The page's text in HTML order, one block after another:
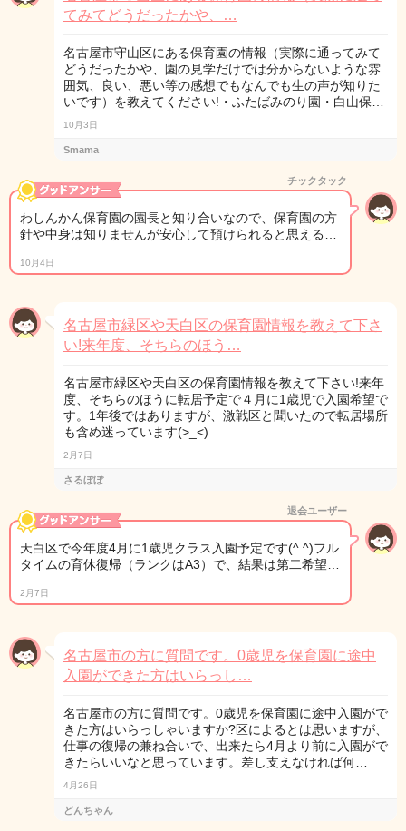
てみてどうだったかや、…
名古屋市守山区にある保育園の情報（実際に通ってみて
どうだったかや、園の見学だけでは分からないような雰
囲気、良い、悪い等の感想でもなんでも生の声が知りた
いです）を教えてください!・ふたばみのり園・白山保…
10月3日
Smama
チックタック
わしんかん保育園の園長と知り合いなので、保育園の方
針や中身は知りませんが安心して預けられると思える…
10月4日
名古屋市緑区や天白区の保育園情報を教えて下さ
い!来年度、そちらのほう…
名古屋市緑区や天白区の保育園情報を教えて下さい!来年
度、そちらのほうに転居予定で４月に1歳児で入園希望で
す。1年後ではありますが、激戦区と聞いたので転居場所
も含め迷っています(>_<)
2月7日
さるぼぼ
退会ユーザー
天白区で今年度4月に1歳児クラス入園予定です(^ ^)フル
タイムの育休復帰（ランクはA3）で、結果は第二希望…
2月7日
名古屋市の方に質問です。0歳児を保育園に途中
入園ができた方はいらっし…
名古屋市の方に質問です。0歳児を保育園に途中入園がで
きた方はいらっしゃいますか?区によるとは思いますが、
仕事の復帰の兼ね合いで、出来たら4月より前に入園がで
きたらいいなと思っています。差し支えなければ何…
4月26日
どんちゃん